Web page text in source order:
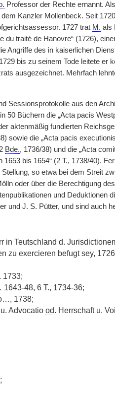
Professor der Rechte ernannt.
Kanzler Mollenbeck. Seit
1727 trat M. als
traité de Hanovre“ (1726),
Angriffe des in kaiserlichen
bis zu seinem Tode leitete er
ausgezeichnet. Mehrfach
Sessionsprotokolle aus den
50 Büchern die „Acta pacis
aktenmäßig fundierten
sowie die „Acta pacis
Bde., 1736/38) und die „Acta
bis 1654“ (2 T., 1738/40).
so etwa bei dem Streit
oder über die Berechtigung
und Deduktionen
und J. S. Pütter, und sind auch
Teutschland d.
zu exercieren befugt sey,
1733;
1643-48, 6 T., 1734-36;
1738;
Advocatio od. Herrschaft u.
;